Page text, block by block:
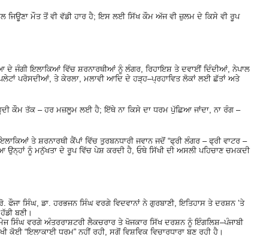
ਜਿਊਣਾ ਮੌਤ ਤੋਂ ਵੀ ਵੱਡੀ ਹਾਰ ਹੈ; ਇਸ ਲਈ ਸਿੱਖ ਕੌਮ ਅੱਜ ਵੀ ਜ਼ੁਲਮ ਦੇ ਕਿਸੇ ਵੀ ਰੂਪ
ਦੇ ਜੰਗੀ ਇਲਾਕਿਆਂ ਵਿੱਚ ਸ਼ਰਨਾਰਥੀਆਂ ਨੂੰ ਲੰਗਰ, ਰਿਹਾਇਸ਼ ਤੇ ਦਵਾਈਂ ਦਿੰਦੀਆਂ, ਨੇਪਾਲ
ਪਰੋਸਦੀਆਂ, ਤੇ ਕੇਰਲਾ, ਮਲਾਵੀ ਆਦਿ ਦੇ ਹੜ੍ਹ–ਪ੍ਰਹਾਵਿਤ ਲੋਕਾਂ ਲਈ ਛੱਤਾਂ ਅਤੇ
ਕੌਮ ਤੱਕ – ਹਰ ਮਜ਼ਲੂਮ ਲਈ ਹੈ; ਇੱਥੇ ਨਾ ਕਿਸੇ ਦਾ ਧਰਮ ਪੁੱਛਿਆ ਜਾਂਦਾ, ਨਾ ਰੰਗ –
ਤੇ ਸ਼ਰਨਾਰਥੀ ਕੈਂਪਾਂ ਵਿੱਚ ਤੁਰਬਨਧਾਰੀ ਜਵਾਨ ਜਦੋਂ “ਫ੍ਰੀ ਲੰਗਰ – ਫ੍ਰੀ ਵਾਟਰ –
ਨੂੰ ਮਨੁੱਖਤਾ ਦੇ ਰੂਪ ਵਿੱਚ ਪੇਸ਼ ਕਰਦੀ ਹੈ, ਓਥੇ ਸਿੱਖੀ ਦੀ ਅਸਲੀ ਪਹਿਚਾਣ ਚਮਕਦੀ
ਫੌਜਾ ਸਿੰਘ, ਡਾ. ਹਰਭਜਨ ਸਿੰਘ ਵਰਗੇ ਵਿਦਵਾਨਾਂ ਨੇ ਗੁਰਬਾਣੀ, ਇਤਿਹਾਸ ਤੇ ਦਰਸ਼ਨ ’ਤੇ
ਬਣੀ।
ਸਿੰਘ ਵਰਗੇ ਅੰਤਰਰਾਸ਼ਟਰੀ ਲੈਕਚਰਾਰ ਤੇ ਖੋਜਕਾਰ ਸਿੱਖ ਦਰਸ਼ਨ ਨੂੰ ਇੰਗਲਿਸ਼–ਪੰਜਾਬੀ
ਕੋਈ “ਇਲਾਕਾਈ ਧਰਮ” ਨਹੀਂ ਰਹੀ, ਸਗੋਂ ਵਿਸ਼ਵਿਕ ਵਿਚਾਰਧਾਰਾ ਬਣ ਰਹੀ ਹੈ।